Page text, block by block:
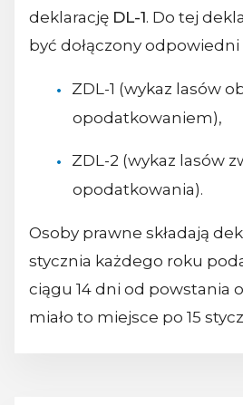
deklarację DL-1. Do tej
być dołączony odpowiedni
ZDL-1 (wykaz lasów
opodatkowaniem),
ZDL-2 (wykaz lasów
opodatkowania).
Osoby prawne składają
stycznia każdego roku
ciągu 14 dni od powstania
miało to miejsce po 15